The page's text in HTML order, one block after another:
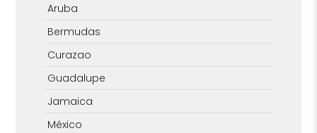
Aruba
Bermudas
Curazao
Guadalupe
Jamaica
México